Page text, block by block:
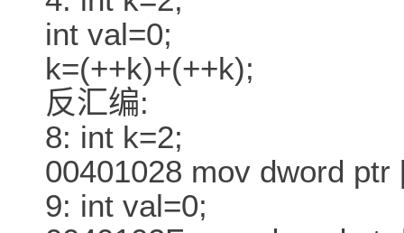
int val=0;
k=(++k)+(++k);
反汇编:
8: int k=2;
00401028 mov dword ptr
9: int val=0;